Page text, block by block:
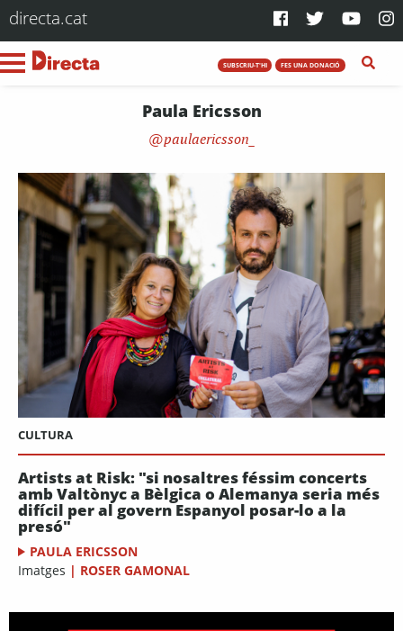
directa.cat
SUBSCRIU-T'HI FES UNA DONACIÓ
Paula Ericsson
paulaericsson_
CULTURA
Artists at Risk: "si nosaltres féssim concerts
amb Valtònyc a Bèlgica o Alemanya seria més
difícil per al govern Espanyol posar-lo a la
presó"
PAULA ERICSSON
Imatges | ROSER GAMONAL